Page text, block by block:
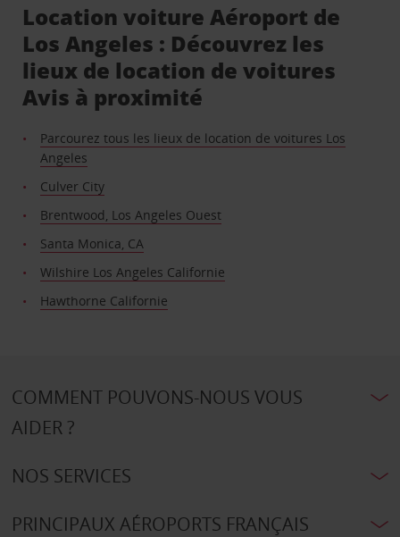
Location voiture Aéroport de
Los Angeles : Découvrez les
lieux de location de voitures
Avis à proximité
Parcourez tous les lieux de location de voitures Los
Angeles
Culver City
Brentwood, Los Angeles Ouest
Santa Monica, CA
Wilshire Los Angeles Californie
Hawthorne Californie
COMMENT POUVONS-NOUS VOUS
AIDER ?
NOS SERVICES
PRINCIPAUX AÉROPORTS FRANÇAIS